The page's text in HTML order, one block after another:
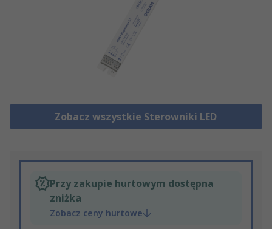
Zobacz wszystkie Sterowniki LED
Przy zakupie hurtowym dostępna
zniżka
Zobacz ceny hurtowe